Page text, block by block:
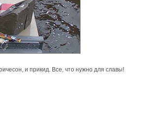
и прикид. Все, что нужно для славы!